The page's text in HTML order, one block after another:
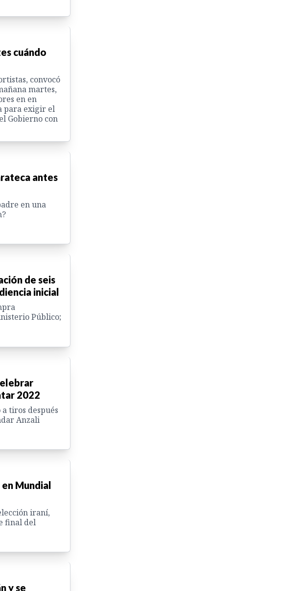
cuándo
convocó
martes,
en en
para exigir el
Gobierno con
antes
en una
de seis
inicial
Público;
2022
tiros después
Anzali
Mundial
iraní,
final del
y se